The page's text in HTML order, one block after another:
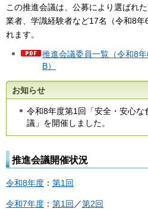
この推進会議は、公募により選ばれ
業者、学識経験者など17名（令和8
れます。
推進会議委員一覧（令和8
B）
お知らせ
令和8年度第1回「安全・安心
議」を開催しました。
推進会議開催状況
令和8年度 ： 第1回
令和7年度 ： 第1回 ／第2回